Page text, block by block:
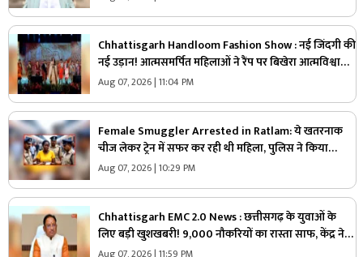
Chhattisgarh Handloom Fashion Show : नई जिंदगी की
नई उड़ान! आत्मसमर्पित महिलाओं ने रैंप पर बिखेरा आत्मविश्वास,
तस्वीरें जीत लेंगी आपका दिल
Aug 07, 2026 | 11:04 PM
Female Smuggler Arrested in Ratlam: ये खतरनाक
चीज लेकर ट्रेन में सफर कर रही थी महिला, पुलिस ने किया
गिरफ्तार, जांच में सामने आई चौंकाने वाली सच्चाई
Aug 07, 2026 | 10:29 PM
Chhattisgarh EMC 2.0 News : छत्तीसगढ़ के युवाओं के
लिए बड़ी खुशखबरी! 9,000 नौकरियों का रास्ता साफ, केंद्र ने
दी मेगा प्रोजेक्ट को मंजूरी
Aug 07, 2026 | 11:59 PM